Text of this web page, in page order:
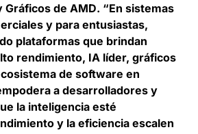
Gráficos de AMD. “En sistemas
y para entusiastas,
plataformas que brindan
rendimiento, IA líder, gráficos
de software en
a desarrolladores y
la inteligencia esté
y la eficiencia escalen